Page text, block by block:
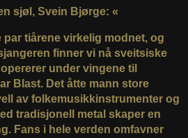
sjøl, Svein Bjørge: «
par tiårene virkelig modnet, og
finner vi nå sveitsiske
under vingene til
Blast. Det åtte mann store
av folkemusikkinstrumenter og
tradisjonell metal skaper en
Fans i hele verden omfavner